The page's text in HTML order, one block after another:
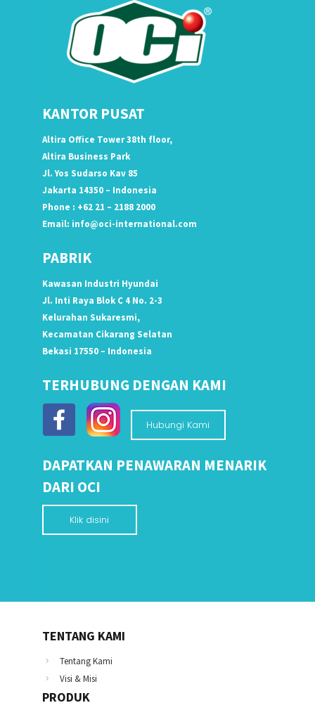
KANTOR PUSAT
Altira Office Tower 38th floor,
Altira Business Park
Jl. Yos Sudarso Kav 85
Jakarta 14350 – Indonesia
Phone : +62 21 – 2188 2000
Email: info@oci-international.com
PABRIK
Kawasan Industri Hyundai
Jl. Inti Raya Blok C 4 No. 2-3
Kelurahan Sukaresmi,
Kecamatan Cikarang Selatan
Bekasi 17550 – Indonesia
TERHUBUNG DENGAN KAMI
Hubungi Kami
DAPATKAN PENAWARAN MENARIK
DARI OCI
Klik disini
TENTANG KAMI
Tentang Kami
Visi & Misi
PRODUK